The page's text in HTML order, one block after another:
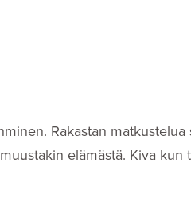
Rakastan
elämästä. Kiva kun